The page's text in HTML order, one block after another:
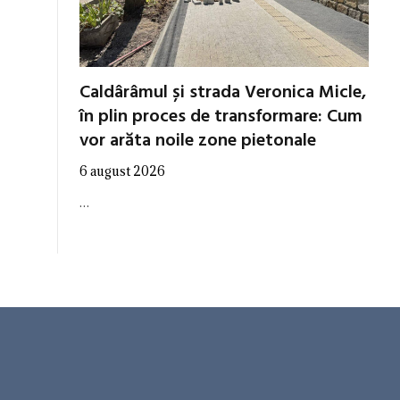
Caldârâmul și strada Veronica Micle,
în plin proces de transformare: Cum
vor arăta noile zone pietonale
6 august 2026
…